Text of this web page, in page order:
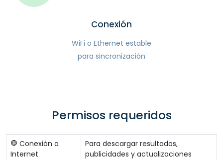
Conexión
WiFi o Ethernet estable
para sincronización
Permisos requeridos
Conexión a
Internet
Para descargar resultados,
publicidades y actualizaciones